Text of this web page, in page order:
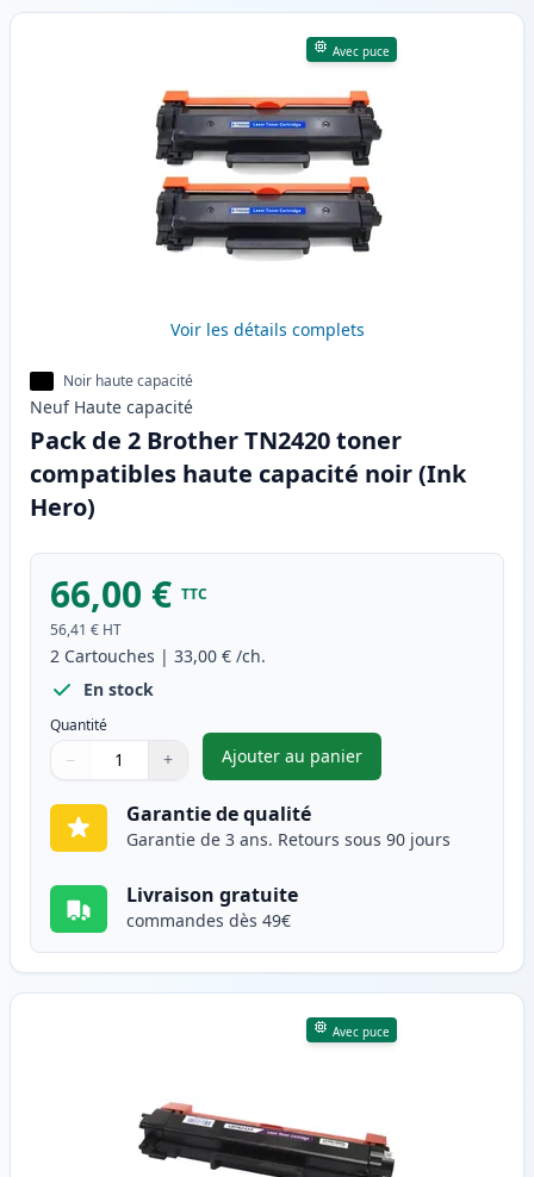
Avec puce
Voir les détails complets
Noir haute capacité
Neuf Haute capacité
Pack de 2 Brother TN2420 toner
compatibles haute capacité noir (Ink
Hero)
66,00 € TTC
56,41 € HT
2 Cartouches | 33,00 € /ch.
En stock
Quantité
Quantité
Utilisez les boutons pour ajuster
− +
Quantité
Ajouter au panier
,Pack de 2 Brother TN2420
Garantie de qualité
Garantie de 3 ans. Retours sous 90 jours
Livraison gratuite
commandes dès 49€
Avec puce